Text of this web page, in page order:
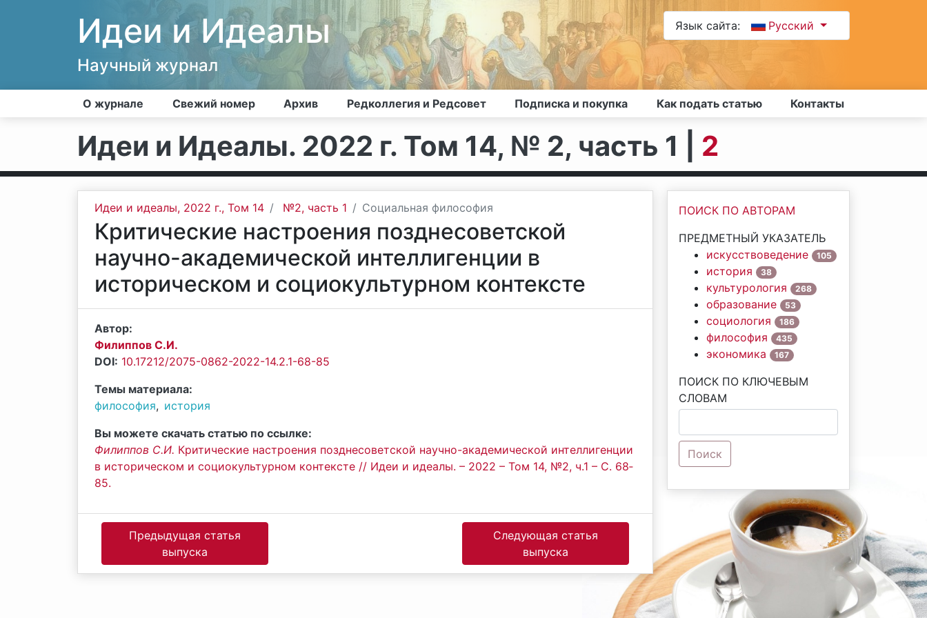
Идеи и Идеалы
Научный журнал
Язык сайта: Русский
О журнале Свежий номер Архив Редколлегия и Редсовет Подписка и покупка Как подать статью Контакты
Идеи и Идеалы. 2022 г. Том 14, № 2, часть 1 | 2
Идеи и идеалы, 2022 г., Том 14 №2, часть 1 Социальная философия
Критические настроения позднесоветской
научно-академической интеллигенции в
историческом и социокультурном контексте
Автор:
Филиппов С.И.
DOI: 10.17212/2075-0862-2022-14.2.1-68-85
Темы материала:
философия, история
Вы можете скачать статью по ссылке:
Филиппов С.И. Критические настроения позднесоветской научно-академической интеллигенции
в историческом и социокультурном контексте // Идеи и идеалы. – 2022 – Том 14, №2, ч.1 – С. 68‐
85.
Предыдущая статья
выпуска
Следующая статья
выпуска
ПОИСК ПО АВТОРАМ
ПРЕДМЕТНЫЙ УКАЗАТЕЛЬ
искусствоведение
105
история 38
культурология 268
образование 53
социология 186
философия 435
экономика 167
ПОИСК ПО КЛЮЧЕВЫМ
СЛОВАМ
Поиск